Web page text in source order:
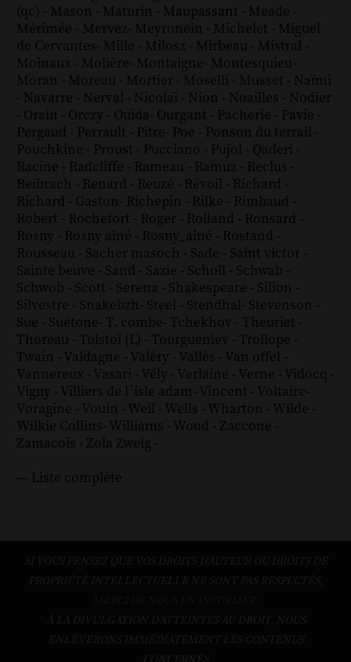
(qc) - Mason - Maturin - Maupassant - Meade -
Mérimée - Mervez- Meyronein - Michelet - Miguel
de Cervantes- Mille - Milosz - Mirbeau - Mistral -
Moinaux - Molière- Montaigne- Montesquieu-
Moran - Moreau - Mortier - Moselli - Musset - Naïmi
- Navarre - Nerval - Nicolaï - Nion - Noailles - Nodier
- Orain - Orczy - Ouida- Ourgant - Pacherie - Pavie -
Pergaud - Perrault - Pitre- Poe - Ponson du terrail -
Pouchkine - Proust - Pucciano - Pujol - Qaderi -
Racine - Radcliffe - Rameau - Ramuz - Reclus -
Reibrach - Renard - Reuzé - Révoil - Richard -
Richard - Gaston- Richepin - Rilke - Rimbaud -
Robert - Rochefort - Roger - Rolland - Ronsard -
Rosny - Rosny aîné - Rosny_aîné - Rostand -
Rousseau - Sacher masoch - Sade - Saint victor -
Sainte beuve - Sand - Sazie - Scholl - Schwab -
Schwob - Scott - Serena - Shakespeare - Silion -
Silvestre - Snakebzh- Steel - Stendhal- Stevenson -
Sue - Suétone- T. combe- Tchekhov - Theuriet -
Thoreau - Tolstoï (L) - Tourgueniev - Trollope -
Twain - Valdagne - Valéry - Vallès - Van offel -
Vannereux - Vasari - Vély - Verlaine - Verne - Vidocq -
Vigny - Villiers de l´isle adam- Vincent - Voltaire-
Voragine - Vouin - Weil - Wells - Wharton - Wilde -
Wilkie Collins- Williams - Wood - Zaccone -
Zamacoïs - Zola Zweig -
--- Liste complète